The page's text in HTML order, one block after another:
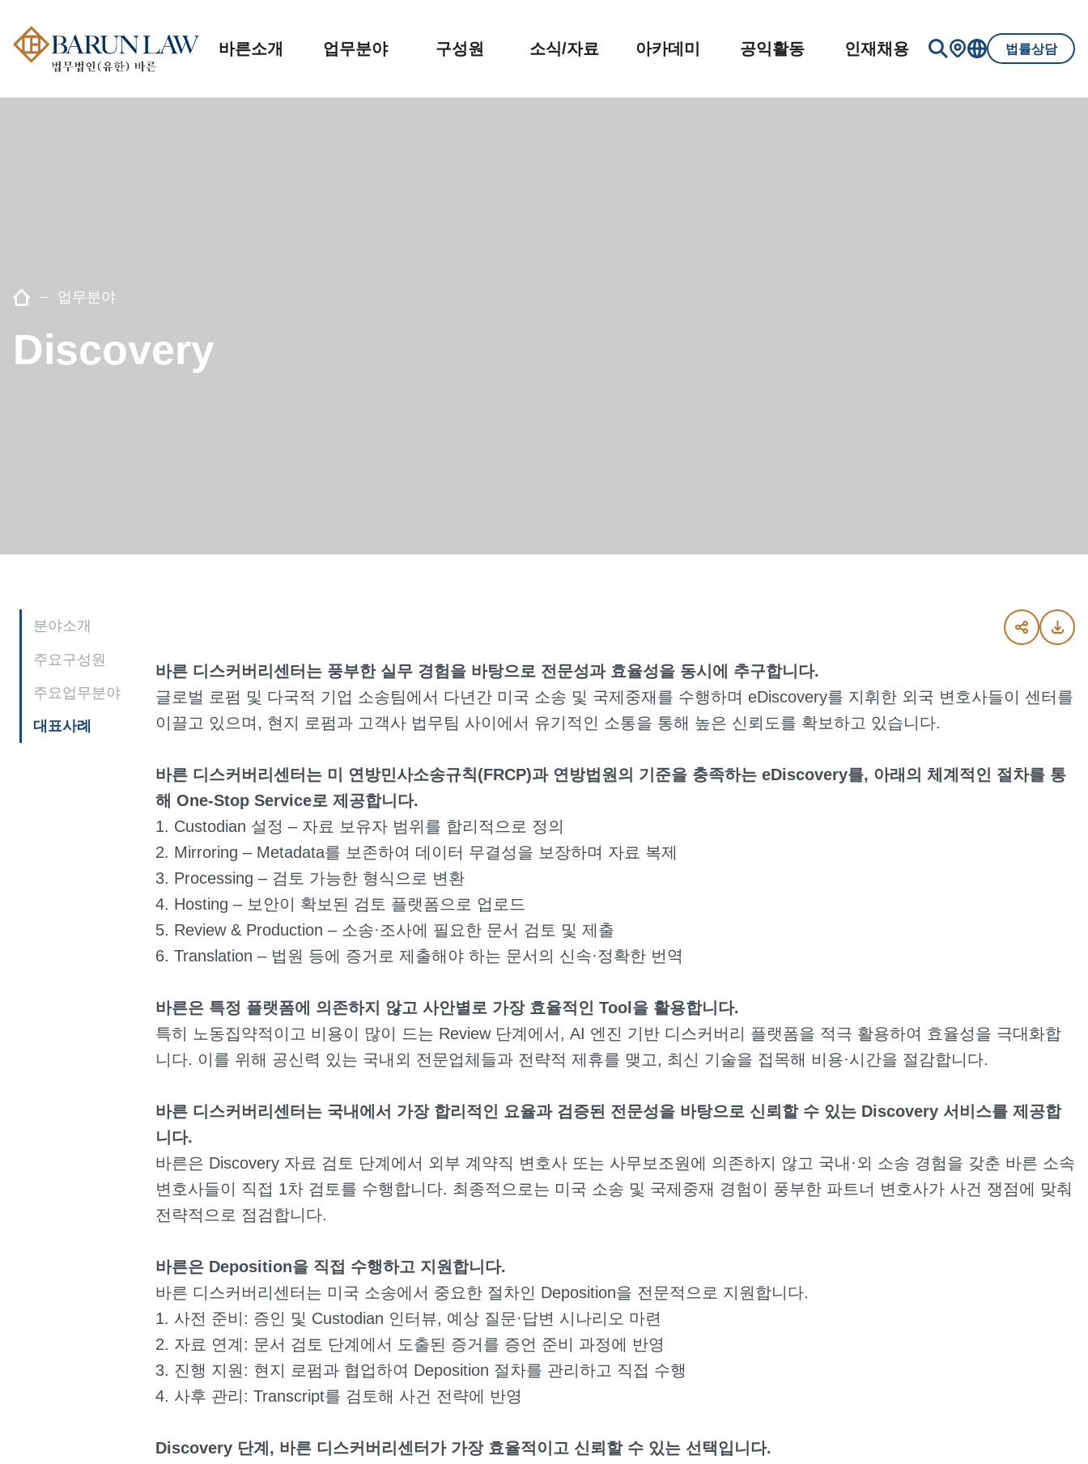
바른소개 업무분야 구성원 소식/자료 아카데미 공익활동 인재채용 법률상담
업무분야
Discovery
분야소개
주요구성원
주요업무분야
대표사례
바른 디스커버리센터는 풍부한 실무 경험을 바탕으로 전문성과 효율성을 동시에 추구합니다.
글로벌 로펌 및 다국적 기업 소송팀에서 다년간 미국 소송 및 국제중재를 수행하며 eDiscovery를 지휘한 외국 변호사들이 센터를
이끌고 있으며, 현지 로펌과 고객사 법무팀 사이에서 유기적인 소통을 통해 높은 신뢰도를 확보하고 있습니다.
바른 디스커버리센터는 미 연방민사소송규칙(FRCP)과 연방법원의 기준을 충족하는 eDiscovery를, 아래의 체계적인 절차를 통
해 One-Stop Service로 제공합니다.
1. Custodian 설정 – 자료 보유자 범위를 합리적으로 정의
2. Mirroring – Metadata를 보존하여 데이터 무결성을 보장하며 자료 복제
3. Processing – 검토 가능한 형식으로 변환
4. Hosting – 보안이 확보된 검토 플랫폼으로 업로드
5. Review & Production – 소송·조사에 필요한 문서 검토 및 제출
6. Translation – 법원 등에 증거로 제출해야 하는 문서의 신속·정확한 번역
바른은 특정 플랫폼에 의존하지 않고 사안별로 가장 효율적인 Tool을 활용합니다.
특히 노동집약적이고 비용이 많이 드는 Review 단계에서, AI 엔진 기반 디스커버리 플랫폼을 적극 활용하여 효율성을 극대화합
니다. 이를 위해 공신력 있는 국내외 전문업체들과 전략적 제휴를 맺고, 최신 기술을 접목해 비용·시간을 절감합니다.
바른 디스커버리센터는 국내에서 가장 합리적인 요율과 검증된 전문성을 바탕으로 신뢰할 수 있는 Discovery 서비스를 제공합
니다.
바른은 Discovery 자료 검토 단계에서 외부 계약직 변호사 또는 사무보조원에 의존하지 않고 국내·외 소송 경험을 갖춘 바른 소속
변호사들이 직접 1차 검토를 수행합니다. 최종적으로는 미국 소송 및 국제중재 경험이 풍부한 파트너 변호사가 사건 쟁점에 맞춰
전략적으로 점검합니다.
바른은 Deposition을 직접 수행하고 지원합니다.
바른 디스커버리센터는 미국 소송에서 중요한 절차인 Deposition을 전문적으로 지원합니다.
1. 사전 준비: 증인 및 Custodian 인터뷰, 예상 질문·답변 시나리오 마련
2. 자료 연계: 문서 검토 단계에서 도출된 증거를 증언 준비 과정에 반영
3. 진행 지원: 현지 로펌과 협업하여 Deposition 절차를 관리하고 직접 수행
4. 사후 관리: Transcript를 검토해 사건 전략에 반영
Discovery 단계, 바른 디스커버리센터가 가장 효율적이고 신뢰할 수 있는 선택입니다.